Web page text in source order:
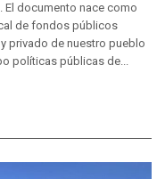
documento nace como
de fondos públicos
privado de nuestro pueblo
políticas públicas de...